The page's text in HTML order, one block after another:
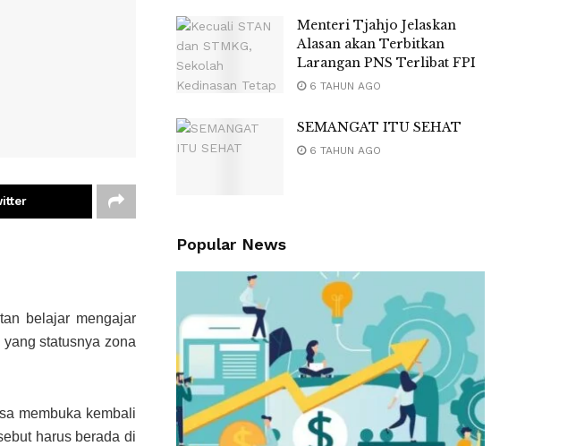
belajar mengajar
statusnya zona
membuka kembali
harus berada di
Menteri Tjahjo Jelaskan
Alasan akan Terbitkan
Larangan PNS Terlibat FPI
6 TAHUN AGO
SEMANGAT ITU SEHAT
6 TAHUN AGO
Popular News